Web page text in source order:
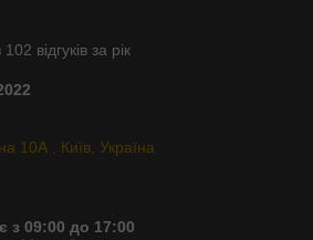
відгуків за рік
10А , Київ, Україна
з 09:00 до 17:00